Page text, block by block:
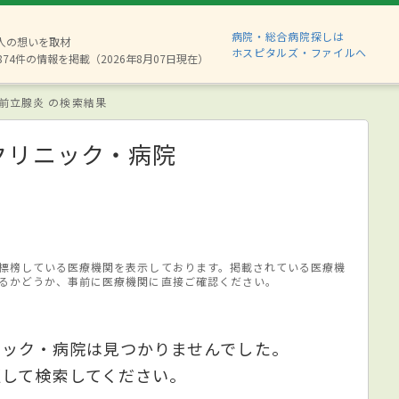
の想いを取材
件の情報を掲載（2026年8月07日現在）
病院・総合病院探しは
ホスピタルズ・ファイルへ
立腺炎 の検索結果
リニック・病院
している医療機関を表示しております。掲載されている医療機
どうか、事前に医療機関に直接ご確認ください。
ク・病院は見つかりませんでした。
て検索してください。